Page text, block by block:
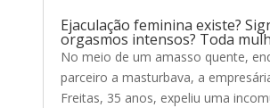
Ejaculação feminina existe?
orgasmos intensos? Toda
No meio de um amasso quente,
parceiro a masturbava, a
Freitas, 35 anos, expeliu uma